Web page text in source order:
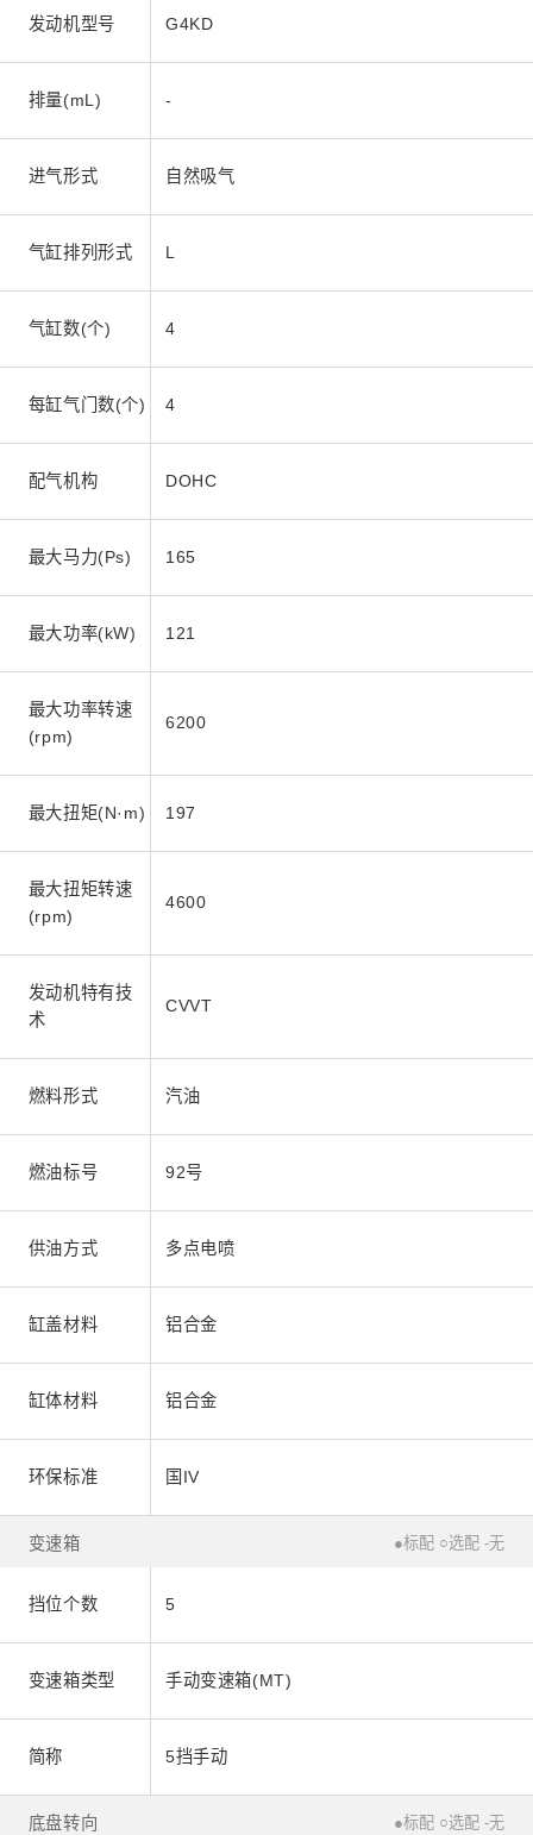
发动机型号 G4KD
排量(mL) -
进气形式 自然吸气
气缸排列形式 L
气缸数(个) 4
每缸气门数(个) 4
配气机构 DOHC
最大马力(Ps) 165
最大功率(kW) 121
最大功率转速
(rpm)
6200
最大扭矩(N·m) 197
最大扭矩转速
(rpm)
4600
发动机特有技
术
CVVT
燃料形式 汽油
燃油标号 92号
供油方式 多点电喷
缸盖材料 铝合金
缸体材料 铝合金
环保标准 国IV
变速箱 ●标配 ○选配 -无
挡位个数 5
变速箱类型 手动变速箱(MT)
简称 5挡手动
底盘转向 ●标配 ○选配 -无